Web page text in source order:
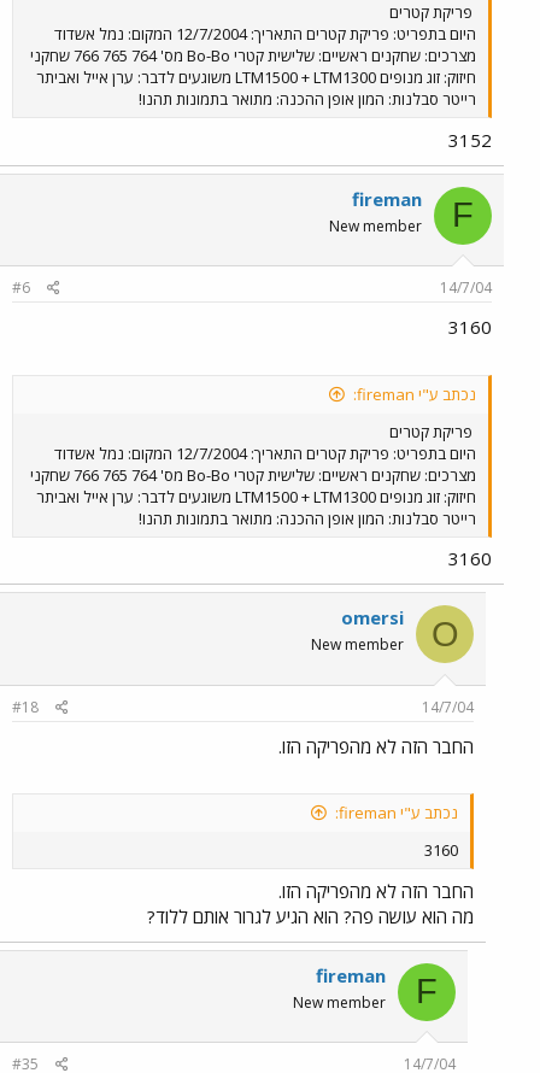
פריקת קטרים
היום בתפריט: פריקת קטרים התאריך: 12/7/2004 המקום: נמל אשדוד
מצרכים: שחקנים ראשיים: שלישית קטרי Bo-Bo מס' 764 765 766 שחקני
חיזוק: זוג מנופים LTM1500 + LTM1300 משוגעים לדבר: ערן אייל ואביתר
רייטר סבלנות: המון אופן ההכנה: מתואר בתמונות תהנו!
3152
F
fireman
New member
14/7/04
#6
3160
נכתב ע"י fireman:
פריקת קטרים
היום בתפריט: פריקת קטרים התאריך: 12/7/2004 המקום: נמל אשדוד
מצרכים: שחקנים ראשיים: שלישית קטרי Bo-Bo מס' 764 765 766 שחקני
חיזוק: זוג מנופים LTM1500 + LTM1300 משוגעים לדבר: ערן אייל ואביתר
רייטר סבלנות: המון אופן ההכנה: מתואר בתמונות תהנו!
3160
O
omersi
New member
14/7/04
#18
החבר הזה לא מהפריקה הזו.
נכתב ע"י fireman:
3160
החבר הזה לא מהפריקה הזו.
מה הוא עושה פה? הוא הגיע לגרור אותם ללוד?
F
fireman
New member
14/7/04
#35